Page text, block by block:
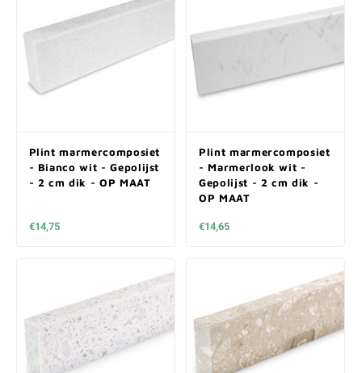
Plint marmercomposiet
- Bianco wit - Gepolijst
- 2 cm dik - OP MAAT
€14,75
Plint marmercomposiet
- Marmerlook wit -
Gepolijst - 2 cm dik -
OP MAAT
€14,65